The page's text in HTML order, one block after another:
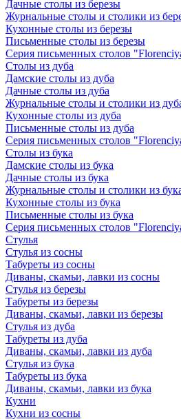
Дачные столы из березы
Журнальные столы и столики из
Кухонные столы из березы
Письменные столы из березы
Серия письменных столов
Столы из дуба
Дамские столы из дуба
Дачные столы из дуба
Журнальные столы и столики из
Кухонные столы из дуба
Письменные столы из дуба
Серия письменных столов
Столы из бука
Дамские столы из бука
Дачные столы из бука
Журнальные столы и столики из
Кухонные столы из бука
Письменные столы из бука
Серия письменных столов
Стулья
Стулья из сосны
Табуреты из сосны
Диваны, скамьи, лавки из сосны
Стулья из березы
Табуреты из березы
Диваны, скамьи, лавки из березы
Стулья из дуба
Табуреты из дуба
Диваны, скамьи, лавки из дуба
Стулья из бука
Табуреты из бука
Диваны, скамьи, лавки из бука
Кухни
Кухни из сосны